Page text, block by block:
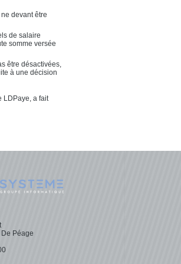
devant être
de salaire
somme versée
être désactivées,
à une décision
LDPaye, a fait
De Péage